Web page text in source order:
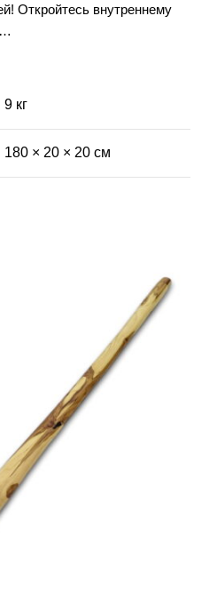
Откройтесь внутреннему
9 кг
180 × 20 × 20 см